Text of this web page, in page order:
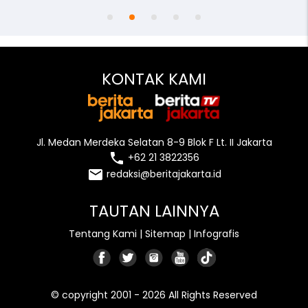
KONTAK KAMI
Jl. Medan Merdeka Selatan 8-9 Blok F Lt. II Jakarta
local_phone +62 21 3822356
email redaksi@beritajakarta.id
TAUTAN LAINNYA
Tentang Kami | Sitemap | Infografis
© copyright 2001 - 2026 All Rights Reserved